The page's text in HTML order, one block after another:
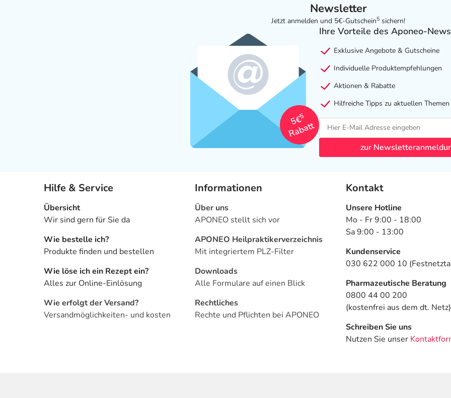
Newsletter
Jetzt anmelden und 5€-Gutschein5 sichern!
5€
5
Rabatt
Ihre Vorteile des Aponeo-
Exklusive Angebote & Gutscheine
Individuelle Produktempfehlungen
Aktionen & Rabatte
Hilfreiche Tipps zu aktuellen Themen
zur
Hilfe & Service
Übersicht
Wir sind gern für Sie da
Wie bestelle ich?
Produkte finden und bestellen
Wie löse ich ein Rezept ein?
Alles zur Online-Einlösung
Wie erfolgt der Versand?
Versandmöglichkeiten- und kosten
Informationen
Über uns
APONEO stellt sich vor
APONEO Heilpraktikerverzeichnis
Mit integriertem PLZ-Filter
Downloads
Alle Formulare auf einen Blick
Rechtliches
Rechte und Pflichten bei APONEO
Kontakt
Unsere Hotline
Mo - Fr 9:00 - 18:00
Sa 9:00 - 13:00
Kundenservice
030 622 000 10
Pharmazeutische Beratung
0800 44 00 200
(kostenfrei aus dem dt. Netz)
Schreiben Sie uns
Nutzen Sie unser